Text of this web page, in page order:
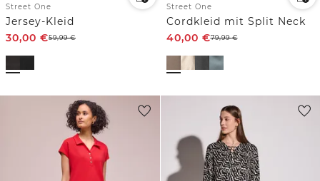
Street One
Jersey-Kleid
30,00 €59,99€
Street One
Cordkleid mit Split Neck
40,00 €79,99€